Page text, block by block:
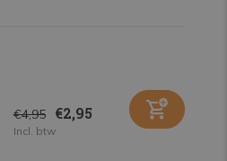
€4,95 €2,95
Incl. btw